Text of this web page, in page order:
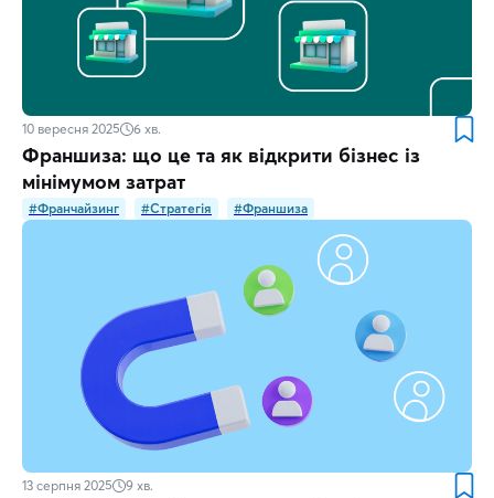
10 вересня 2025 6 хв.
Франшиза: що це та як відкрити бізнес із
мінімумом затрат
#Франчайзинг #Стратегія #Франшиза
13 серпня 2025 9 хв.